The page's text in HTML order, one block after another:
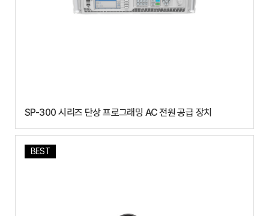
SP-300 시리즈 단상 프로그래밍 AC 전원 공급 장치
BEST